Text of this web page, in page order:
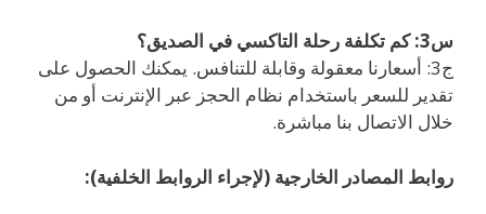
س3: كم تكلفة رحلة التاكسي في الصديق؟
ج3: أسعارنا معقولة وقابلة للتنافس. يمكنك الحصول على
تقدير للسعر باستخدام نظام الحجز عبر الإنترنت أو من
خلال الاتصال بنا مباشرة.
روابط المصادر الخارجية (لإجراء الروابط الخلفية):